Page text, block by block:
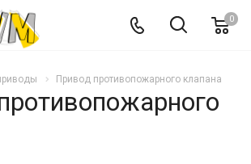
0
Привод противопожарного клапана